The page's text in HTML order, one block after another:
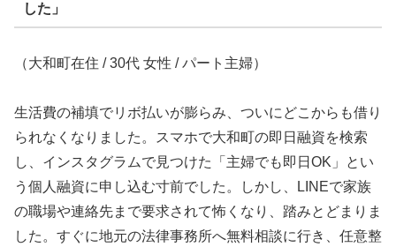
した」
（大和町在住 / 30代 女性 / パート主婦）
生活費の補填でリボ払いが膨らみ、ついにどこからも借り
られなくなりました。スマホで大和町の即日融資を検索
し、インスタグラムで見つけた「主婦でも即日OK」とい
う個人融資に申し込む寸前でした。しかし、LINEで家族
の職場や連絡先まで要求されて怖くなり、踏みとどまりま
した。すぐに地元の法律事務所へ無料相談に行き、任意整